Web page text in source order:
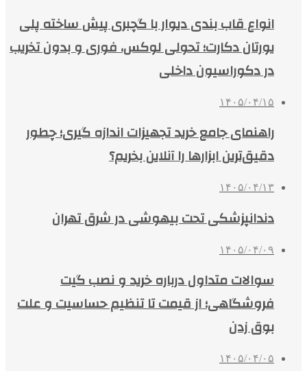
انواع قاب بندی دیوار با گچبری پیش ساخته پلی
یورتان دکارت؛ تحولی لوکس، فوری و بدون تخریب
در دکوراسیون داخلی
۱۴۰۵/۰۴/۱۵
راهنمای جامع خرید تجهیزات اندازه گیری؛ چطور
دقیق‌ترین ابزارها را آنلاین بخریم؟
۱۴۰۵/۰۴/۱۳
دندانپزشکی تحت بیهوشی در شرق تهران
۱۴۰۵/۰۴/۰۹
سوالات متداول درباره خرید و نصب گیت
فروشگاهی؛ از قیمت تا تنظیم حساسیت و علت
بوق زدن
۱۴۰۵/۰۴/۰۵